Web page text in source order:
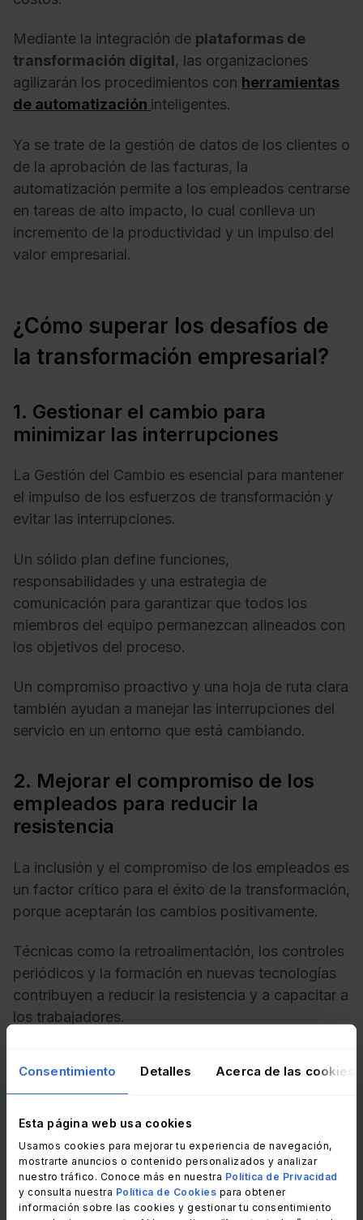
Consentimiento Detalles Acerca de las cookies
Esta página web usa cookies
Usamos cookies para mejorar tu experiencia de navegación,
mostrarte anuncios o contenido personalizados y analizar
nuestro tráfico. Conoce más en nuestra Política de Privacidad
y consulta nuestra Política de Cookies para obtener
información sobre las cookies y gestionar tu consentimiento
Mediante la integración de plataformas de
transformación digital, las organizaciones
agilizarán los procedimientos con herramientas
de automatización inteligentes.
Ya se trate de la gestión de datos de los clientes o
de la aprobación de las facturas, la
automatización permite a los empleados centrarse
en tareas de alto impacto, lo cual conlleva un
incremento de la productividad y un impulso del
valor empresarial.
¿Cómo superar los desafíos de
la transformación empresarial?
1. Gestionar el cambio para
minimizar las interrupciones
La Gestión del Cambio es esencial para mantener
el impulso de los esfuerzos de transformación y
evitar las interrupciones.
Un sólido plan define funciones,
responsabilidades y una estrategia de
comunicación para garantizar que todos los
miembros del equipo permanezcan alineados con
los objetivos del proceso.
Un compromiso proactivo y una hoja de ruta clara
también ayudan a manejar las interrupciones del
servicio en un entorno que está cambiando.
2. Mejorar el compromiso de los
empleados para reducir la
resistencia
La inclusión y el compromiso de los empleados es
un factor crítico para el éxito de la transformación,
porque aceptarán los cambios positivamente.
Técnicas como la retroalimentación, los controles
periódicos y la formación en nuevas tecnologías
contribuyen a reducir la resistencia y a capacitar a
los trabajadores.
satisfacción individual, sino que también aumenta
rendimiento de la empresa.
Medición del éxito de una BPT